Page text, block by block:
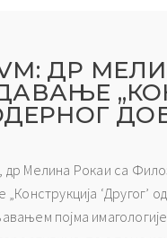
ДР
др Мелина Рокаи са
‘Другог’
појма